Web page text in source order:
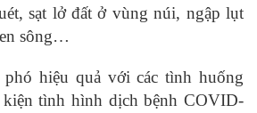
sạt lở đất ở vùng núi, ngập lụt
sông…
hiệu quả với các tình huống
tình hình dịch bệnh COVID-